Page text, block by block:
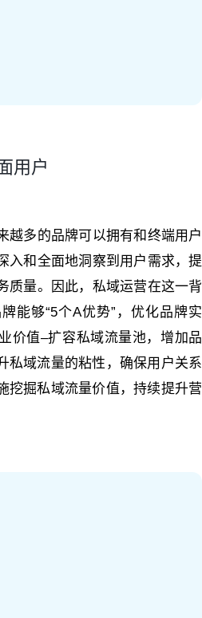
用户
越多的品牌可以拥有和 终端用 户
入和 全面地洞 察到 用 户 需求 ，提
质量。 因 此， 私域运营在这一背
牌能够“5个A优势” ， 优化品牌实
业价值–扩容私域流量池， 增加品
私域流量的粘性 ， 确保用 户关系
挖掘私域流量价值 ，持续提升营